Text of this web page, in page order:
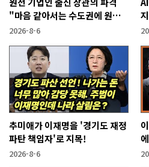
"마음 같아서는 수도권에 원전
짓고싶다"
2026-8-6
추미애가 이재명을 '경기도 재정
파탄 책임자'로 지목!
2026-8-6